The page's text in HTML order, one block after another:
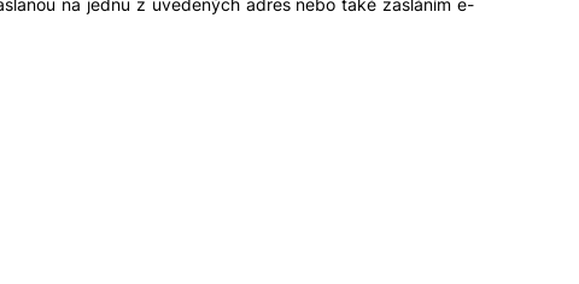
na jednu z uvedených adres nebo také zasláním e-